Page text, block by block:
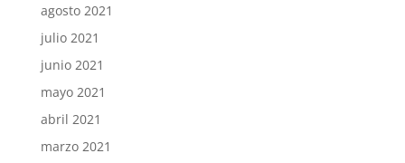
agosto 2021
julio 2021
junio 2021
mayo 2021
abril 2021
marzo 2021